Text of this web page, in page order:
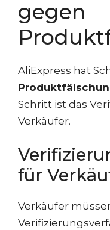
gegen
AliExpress hat
Schritt ist das
Verkäufer.
für
Verkäufer